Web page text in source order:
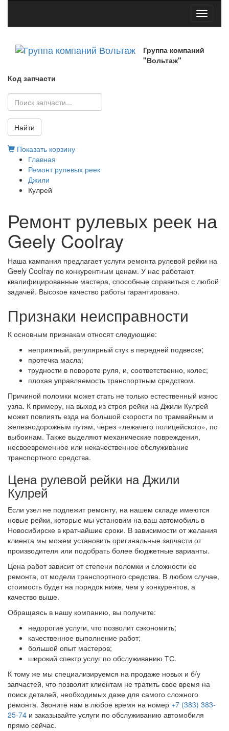
Toggle
Группа компаний
"Вольтаж"
Код запчасти
Найти
Показать корзину
Главная
Ремонт рулевых реек
Джили
Кулрей
Ремонт рулевых реек на
Geely Coolray
Наша кампания предлагает услуги ремонта рулевой рейки на
Geely Coolray по конкурентным ценам. У нас работают
квалифицированные мастера, способные справиться с любой
задачей. Высокое качество работы гарантировано.
Признаки неисправности
К основным признакам относят следующие:
неприятный, регулярный стук в передней подвеске;
протечка масла;
трудности в повороте руля, и, соответственно, колес;
плохая управляемость транспортным средством.
Причиной поломки может стать не только естественный износ
узла. К примеру, на выход из строя рейки на Джили Кулрей
может повлиять езда на большой скорости по трамвайным и
железнодорожным путям, через «лежачего полицейского», по
выбоинам. Также выделяют механические повреждения,
несвоевременное или некачественное обслуживание
транспортного средства.
Цена рулевой рейки на Джили
Кулрей
Если узел не подлежит ремонту, на нашем складе имеются
новые рейки, которые мы установим на ваш автомобиль в
Новосибирске в кратчайшие сроки. В зависимости от желания
клиента мы можем установить оригинальные запчасти от
производителя или подобрать более бюджетные варианты.
Цена работ зависит от степени поломки и сложности ее
ремонта, от модели транспортного средства. В любом случае,
стоимость будет на порядок ниже, чем у конкурентов, а
качество выше.
Обращаясь в нашу компанию, вы получите:
недорогие услуги, что позволит сэкономить;
качественное выполнение работ;
большой опыт мастеров;
широкий спектр услуг по обслуживанию ТС.
К тому же мы специализируемся на продаже новых и б/у
запчастей, что позволит клиентам не тратить свое время на
поиск деталей, необходимых даже для самого сложного
ремонта. Звоните нам в любое время на номер +7 (383) 383-
25-74 и заказывайте услуги по обслуживанию автомобиля
прямо сейчас.